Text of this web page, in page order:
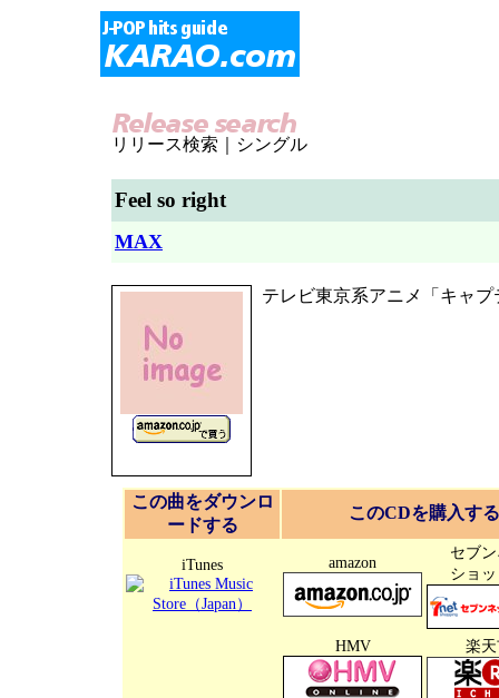
リリース検索｜シングル
Feel so right
MAX
テレビ東京系アニメ「キャ
この曲をダウンロ
ードする
このCDを購入する
iTunes amazon
セブ
ショ
HMV 楽